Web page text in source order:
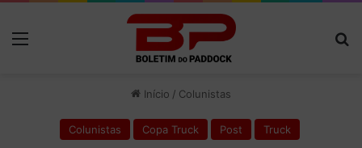
Início / Colunistas
Colunistas Copa Truck Post Truck